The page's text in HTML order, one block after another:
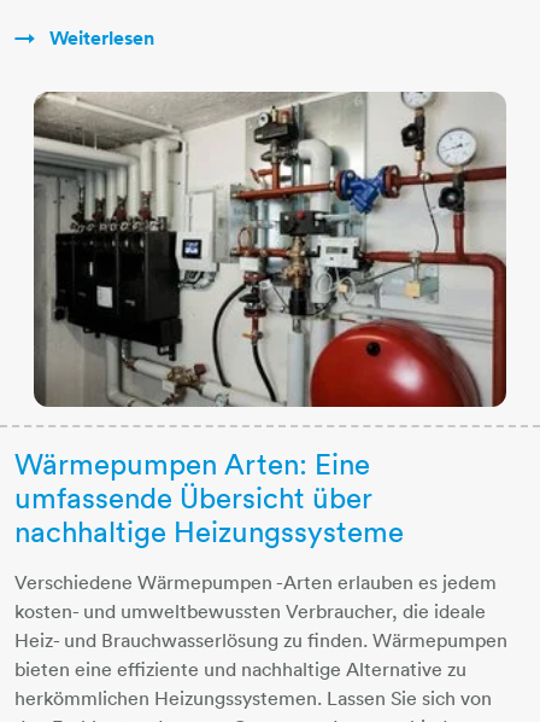
Weiterlesen
Wärmepumpen Arten: Eine
umfassende Übersicht über
nachhaltige Heizungssysteme
Verschiedene Wärmepumpen -Arten erlauben es jedem
kosten- und umweltbewussten Verbraucher, die ideale
Heiz- und Brauchwasserlösung zu finden. Wärmepumpen
bieten eine effiziente und nachhaltige Alternative zu
herkömmlichen Heizungssystemen. Lassen Sie sich von